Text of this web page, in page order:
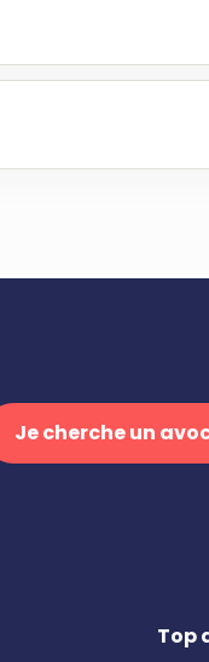
Je cherche un
Top